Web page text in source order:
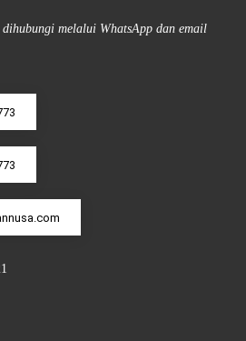
melalui WhatsApp dan email